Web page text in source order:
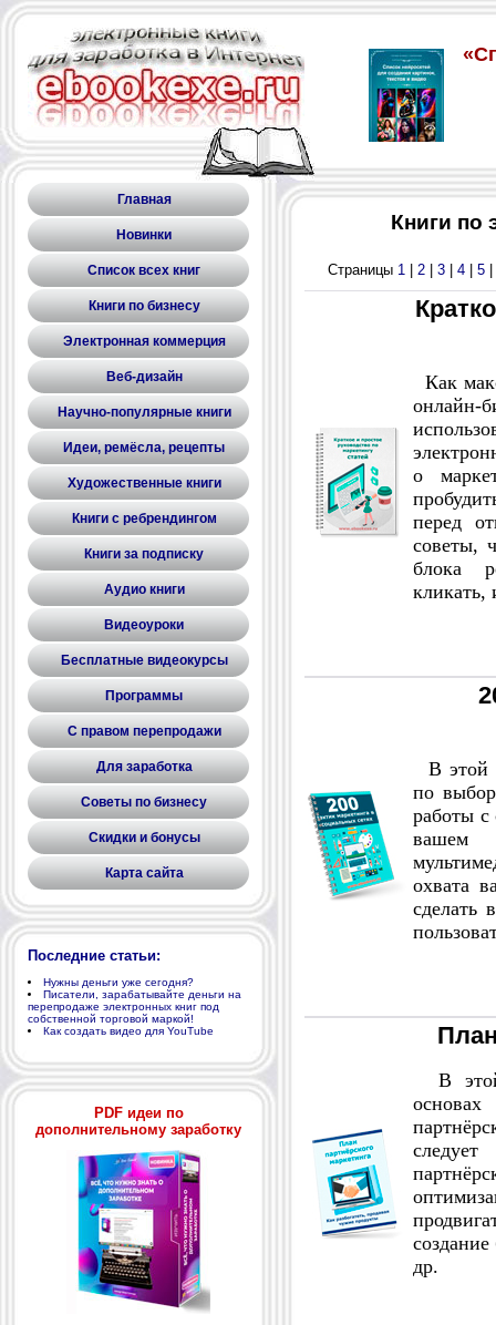
Главная
Новинки
Список всех книг
Книги по бизнесу
Электронная коммерция
Веб-дизайн
Научно-популярные книги
Идеи, ремёсла, рецепты
Художественные книги
Книги с ребрендингом
Книги за подписку
Аудио книги
Видеоуроки
Бесплатные видеокурсы
Программы
С правом перепродажи
Для заработка
Советы по бизнесу
Скидки и бонусы
Карта сайта
Последние статьи:
Нужны деньги уже сегодня?
Писатели, зарабатывайте деньги на
перепродаже электронных книг под
собственной торговой маркой!
Как создать видео для YouTube
PDF идеи по
дополнительному заработку
Книги по
Страницы 1 | 2 | 3 | 4 | 5 |
Как
о
перед
советы,
блока
кликать,
В этой
по
работы с
вашем
охвата
сделать
В этой
др.